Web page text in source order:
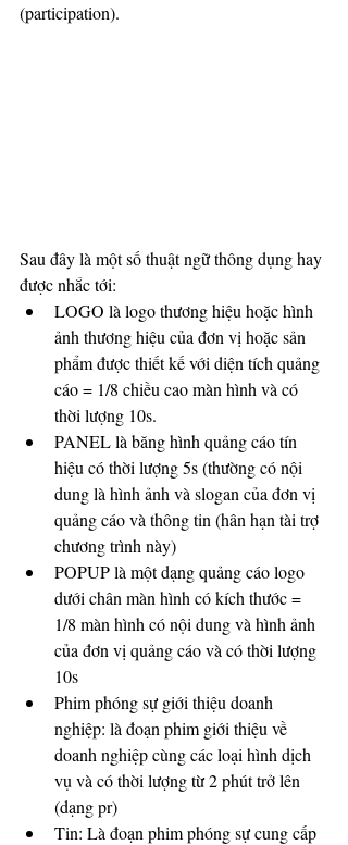
(participation).
Sau đây là một số thuật ngữ thông dụng hay
được nhắc tới:
LOGO là logo thương hiệu hoặc hình
ảnh thương hiệu của đơn vị hoặc sản
phẩm được thiết kế với diện tích quảng
cáo = 1/8 chiều cao màn hình và có
thời lượng 10s.
PANEL là băng hình quảng cáo tín
hiệu có thời lượng 5s (thường có nội
dung là hình ảnh và slogan của đơn vị
quảng cáo và thông tin (hân hạn tài trợ
chương trình này)
POPUP là một dạng quảng cáo logo
dưới chân màn hình có kích thước =
1/8 màn hình có nội dung và hình ảnh
của đơn vị quảng cáo và có thời lượng
10s
Phim phóng sự giới thiệu doanh
nghiệp: là đoạn phim giới thiệu về
doanh nghiệp cùng các loại hình dịch
vụ và có thời lượng từ 2 phút trở lên
(dạng pr)
Tin: Là đoạn phim phóng sự cung cấp